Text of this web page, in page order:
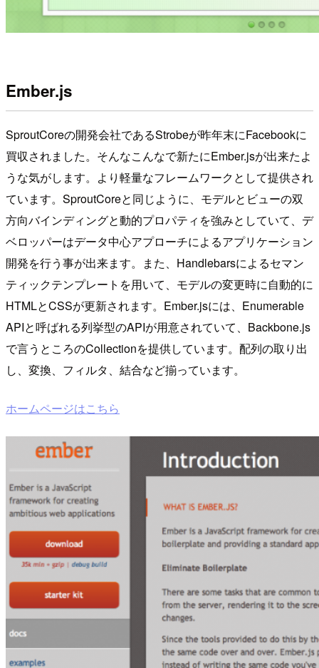
Ember.js
SproutCoreの開発会社であるStrobeが昨年末にFacebookに
買収されました。そんなこんなで新たにEmber.jsが出来たよ
うな気がします。より軽量なフレームワークとして提供され
ています。SproutCoreと同じように、モデルとビューの双
方向バインディングと動的プロパティを強みとしていて、デ
ベロッパーはデータ中心アプローチによるアプリケーション
開発を行う事が出来ます。また、Handlebarsによるセマン
ティックテンプレートを用いて、モデルの変更時に自動的に
HTMLとCSSが更新されます。Ember.jsには、Enumerable
APIと呼ばれる列挙型のAPIが用意されていて、Backbone.js
で言うところのCollectionを提供しています。配列の取り出
し、変換、フィルタ、結合など揃っています。
ホームページはこちら